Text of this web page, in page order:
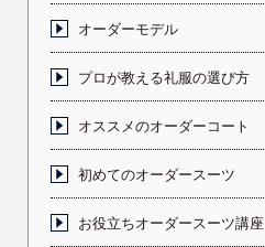
オーダーモデル
プロが教える礼服の選び方
オススメのオーダーコート
初めてのオーダースーツ
お役立ちオーダースーツ講座